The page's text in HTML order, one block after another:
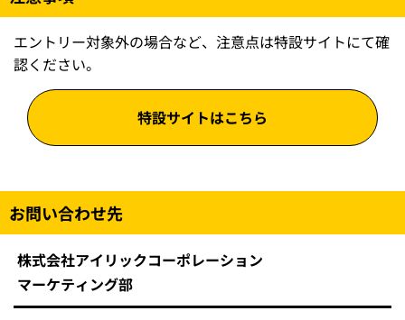
エントリー対象外の場合など、注意点は特設サイトにて確
認ください。
特設サイトはこちら
お問い合わせ先
株式会社アイリックコーポレーション
マーケティング部